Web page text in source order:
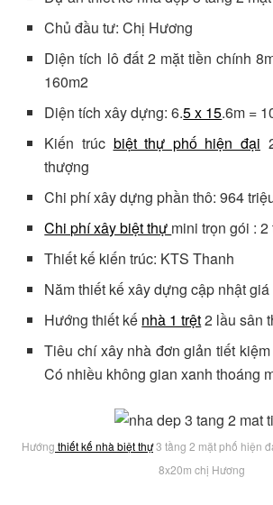
Chủ đầu tư: Chị Hương
Diện tích lô đất 2 mặt tiền chính
160m2
Diện tích xây dựng: 6.5 x 15.6m =
Kiến trúc biệt thự phố hiện đại
thượng
Chi phí xây dựng phần thô: 964
Chi phí xây biệt thự mini trọn gói : 2
Thiết kế kiến trúc: KTS Thanh
Năm thiết kế xây dựng cập nhật
Hướng thiết kế nhà 1 trệt2 lầu sân
Tiêu chí xây nhà đơn giản tiết
Có nhiều không gian xanh thoáng
Hướng thiết kế nhà biệt thự3 tầng 2 mặt phố hiện
8x20m chị Hương